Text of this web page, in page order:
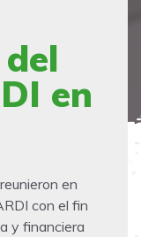
en
en
con el fin
y financiera